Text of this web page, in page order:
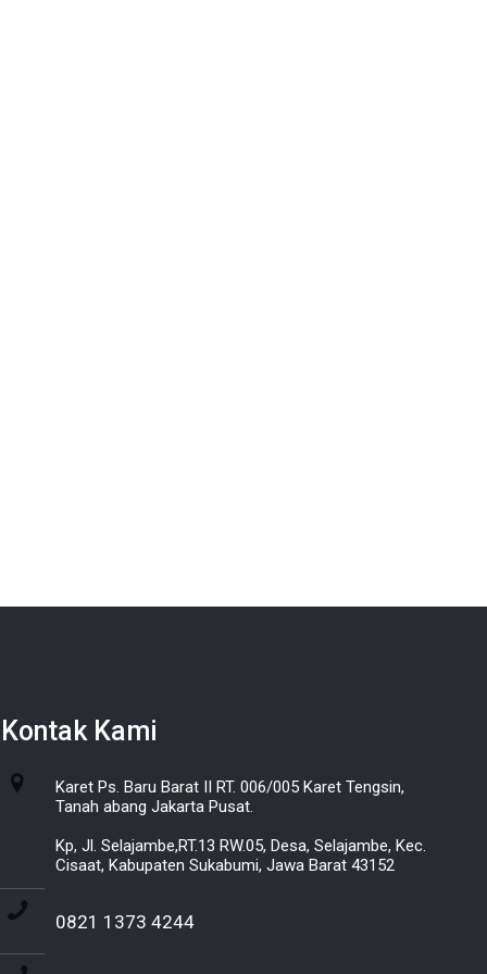
Kontak Kami
Karet Ps. Baru Barat II RT. 006/005 Karet Tengsin,
Tanah abang Jakarta Pusat.
Kp, Jl. Selajambe,RT.13 RW.05, Desa, Selajambe, Kec.
Cisaat, Kabupaten Sukabumi, Jawa Barat 43152
0821 1373 4244